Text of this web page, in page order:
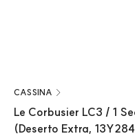
CASSINA
Le Corbusier LC3 / 1
(Deserto Extra,